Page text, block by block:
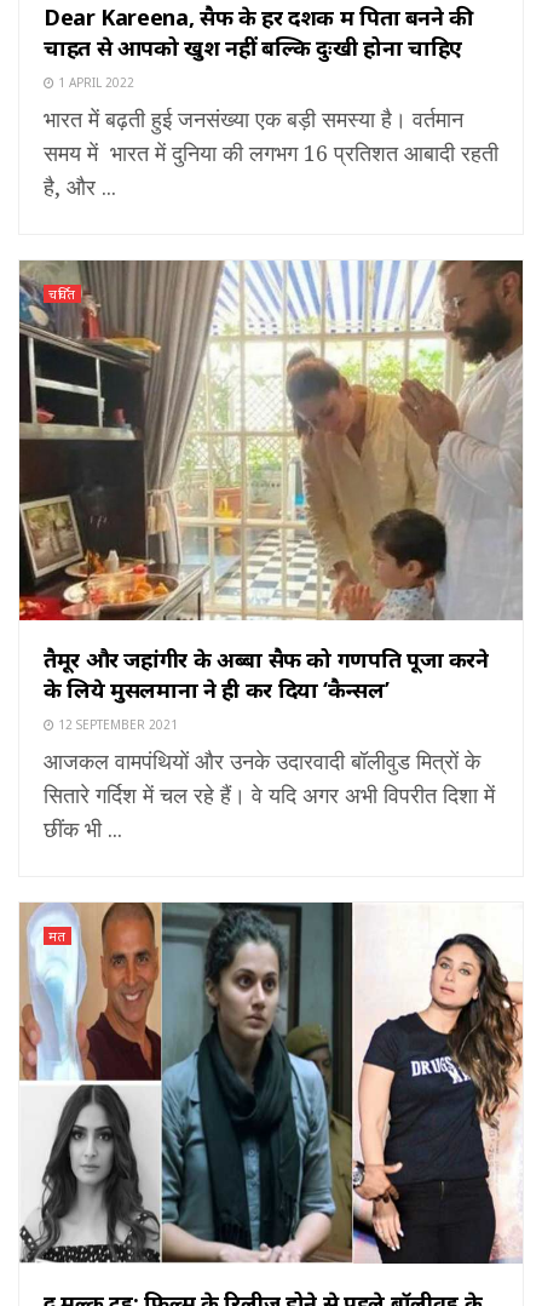
Dear Kareena, सैफ के हर दशक में पिता बनने की
चाहत से आपको खुश नहीं बल्कि दुःखी होना चाहिए
1 APRIL 2022
भारत में बढ़ती हुई जनसंख्या एक बड़ी समस्या है। वर्तमान
समय में भारत में दुनिया की लगभग 16 प्रतिशत आबादी रहती
है, और ...
चर्चित
तैमूर और जहांगीर के अब्बा सैफ को गणपति पूजा करने
के लिये मुसलमानों ने ही कर दिया ‘कैन्सल’
12 SEPTEMBER 2021
आजकल वामपंथियों और उनके उदारवादी बॉलीवुड मित्रों के
सितारे गर्दिश में चल रहे हैं। वे यदि अगर अभी विपरीत दिशा में
छींक भी ...
मत